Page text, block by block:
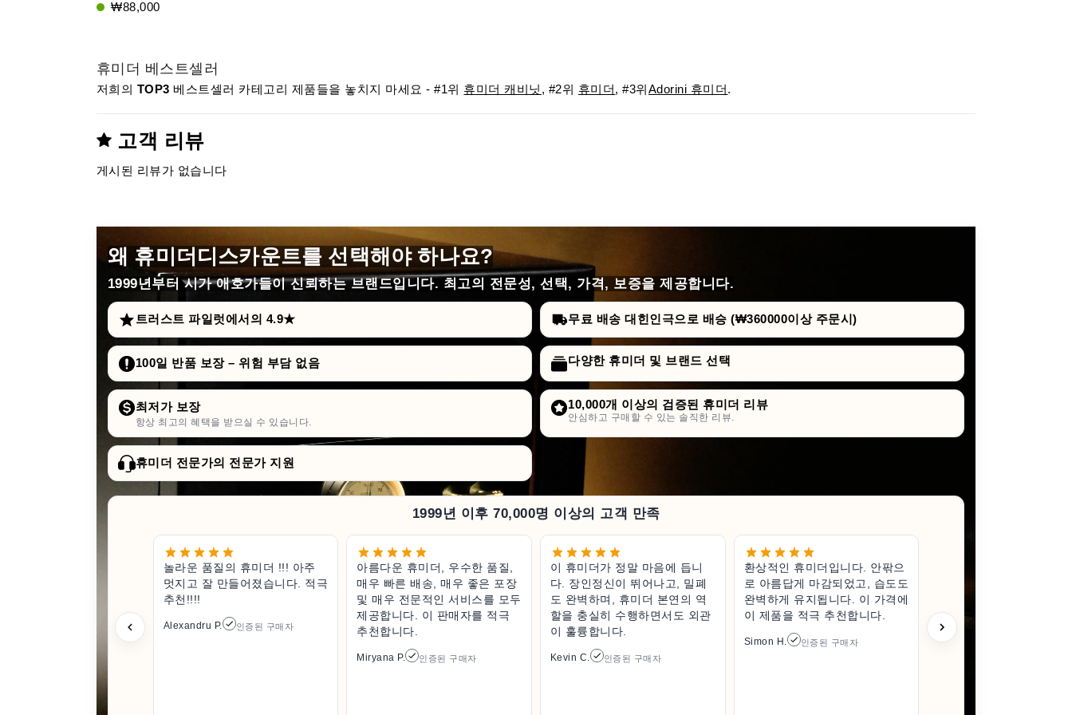
₩88,000
휴미더 베스트셀러
저희의 TOP3 베스트셀러 카테고리 제품들을 놓치지 마세요 - #1위 휴미더 캐비닛 , #2위 휴미더, #3위Adorini 휴미더.
고객 리뷰
게시된 리뷰가 없습니다
왜 휴미더디스카운트를 선택해야 하나요?
1999년부터시가 애호가들이 신뢰하는 브랜드입니다. 최고의 전문성, 선택, 가격, 보증을 제공합니다.
트러스트 파일럿에서의 4.9★ 무료 배송 대힌인극으로 배승 (₩360000이상 주문시)
100일 반품 보장 – 위험 부담 없음 다양한 휴미더 및 브랜드 선택
최저가 보장
항상 최고의 혜택을 받으실 수 있습니다.
10,000개 이상의 검증된 휴미더 리뷰
안심하고 구매할 수 있는 솔직한 리뷰.
휴미더 전문가의 전문가 지원
1999년 이후 70,000명 이상의 고객 만족
놀라운 품질의 휴미더 !!! 아주
멋지고 잘 만들어졌습니다. 적극
추천!!!!
Alexandru P. 인증된 구매자
아름다운 휴미더, 우수한 품질,
매우 빠른 배송, 매우 좋은 포장
및 매우 전문적인 서비스를 모두
제공합니다. 이 판매자를 적극
추천합니다.
Miryana P. 인증된 구매자
이 휴미더가 정말 마음에 듭니
다. 장인정신이 뛰어나고, 밀폐
도 완벽하며, 휴미더 본연의 역
할을 충실히 수행하면서도 외관
이 훌륭합니다.
Kevin C. 인증된 구매자
환상적인 휴미더입니다. 안팎으
로 아름답게 마감되었고, 습도도
완벽하게 유지됩니다. 이 가격에
이 제품을 적극 추천합니다.
Simon H. 인증된 구매자